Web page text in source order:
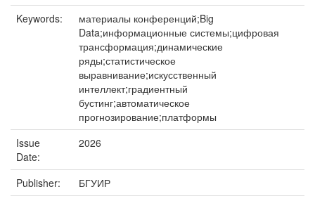
Keywords:
материалы конференций;Big
Data;информационные системы;цифровая
трансформация;динамические
ряды;статистическое
выравнивание;искусственный
интеллект;градиентный
бустинг;автоматическое
прогнозирование;платформы
Issue
Date:
2026
Publisher:
БГУИР